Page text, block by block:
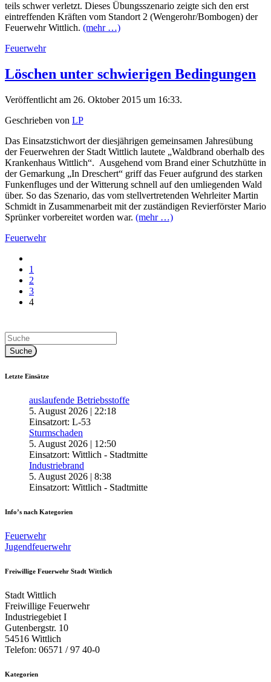
teils schwer verletzt. Dieses Übungsszenario zeigte sich den erst
eintreffenden Kräften vom Standort 2 (Wengerohr/Bombogen) der
Feuerwehr Wittlich. (mehr …)
Feuerwehr
Löschen unter schwierigen Bedingungen
Veröffentlicht am 26. Oktober 2015 um 16:33.
Geschrieben von LP
Das Einsatzstichwort der diesjährigen gemeinsamen Jahresübung
der Feuerwehren der Stadt Wittlich lautete „Waldbrand oberhalb des
Krankenhaus Wittlich“. Ausgehend vom Brand einer Schutzhütte in
der Gemarkung „In Dreschert“ griff das Feuer aufgrund des starken
Funkenfluges und der Witterung schnell auf den umliegenden Wald
über. So das Szenario, das vom stellvertretenden Wehrleiter Martin
Schmidt in Zusammenarbeit mit der zuständigen Revierförster Mario
Sprünker vorbereitet worden war. (mehr …)
Feuerwehr
1
2
3
4
Letzte Einsätze
auslaufende Betriebsstoffe
5. August 2026 | 22:18
Einsatzort: L-53
Sturmschaden
5. August 2026 | 12:50
Einsatzort: Wittlich - Stadtmitte
Industriebrand
5. August 2026 | 8:38
Einsatzort: Wittlich - Stadtmitte
Info’s nach Kategorien
Feuerwehr
Jugendfeuerwehr
Freiwillige Feuerwehr Stadt Wittlich
Stadt Wittlich
Freiwillige Feuerwehr
Industriegebiet I
Gutenbergstr. 10
54516 Wittlich
Telefon: 06571 / 97 40-0
Kategorien